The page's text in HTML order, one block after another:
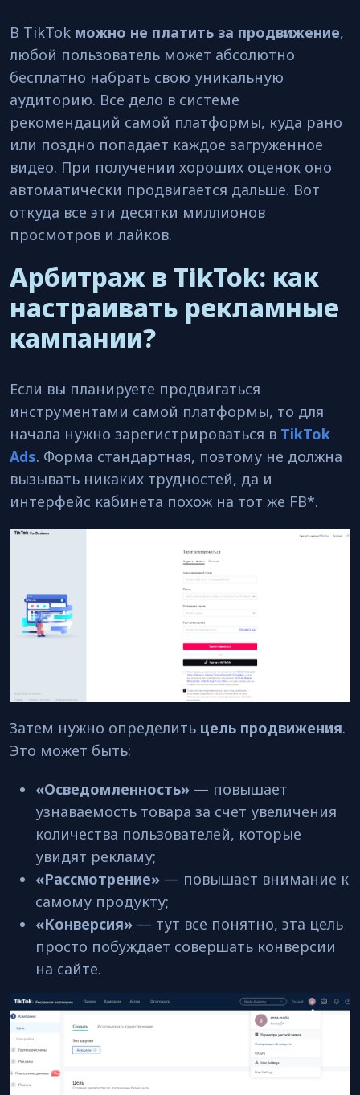
В TikTok можно не платить за продвижение,
любой пользователь может абсолютно
бесплатно набрать свою уникальную
аудиторию. Все дело в системе
рекомендаций самой платформы, куда рано
или поздно попадает каждое загруженное
видео. При получении хороших оценок оно
автоматически продвигается дальше. Вот
откуда все эти десятки миллионов
просмотров и лайков.
Арбитраж в TikTok: как
настраивать рекламные
кампании?
Если вы планируете продвигаться
инструментами самой платформы, то для
начала нужно зарегистрироваться в TikTok
Ads. Форма стандартная, поэтому не должна
вызывать никаких трудностей, да и
интерфейс кабинета похож на тот же FB*.
Затем нужно определить цель продвижения.
Это может быть:
«Осведомленность» — повышает
узнаваемость товара за счет увеличения
количества пользователей, которые
увидят рекламу;
«Рассмотрение» — повышает внимание к
самому продукту;
«Конверсия» — тут все понятно, эта цель
просто побуждает совершать конверсии
на сайте.